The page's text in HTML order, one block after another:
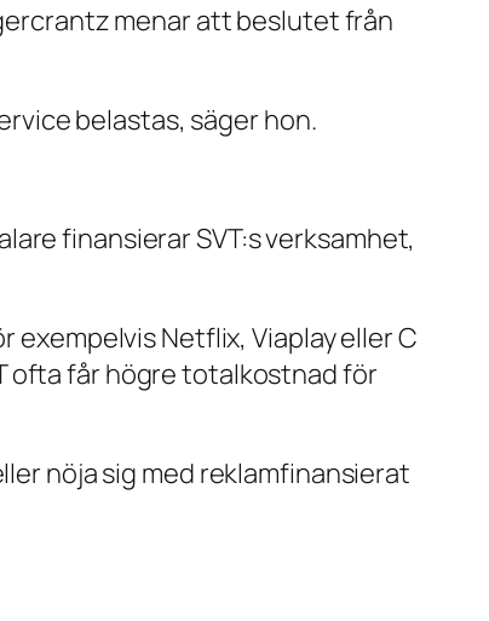
menar att beslutet från
belastas, säger hon.
finansierar SVT:s verksamhet,
Netflix, Viaplay eller C
ofta får högre totalkostnad för
nöja sig med reklamfinansierat